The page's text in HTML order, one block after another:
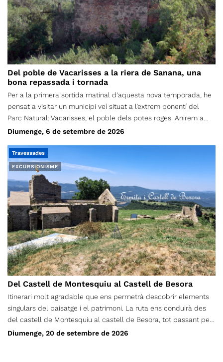
Del poble de Vacarisses a la riera de Sanana, una
bona repassada i tornada
Per a la primera sortida matinal d'aquesta nova temporada, he
pensat a visitar un municipi veí situat a l’extrem ponentí del
Parc Natural: Vacarisses, el poble dels potes roges. Anirem a
recórrer part de les dues ribes de la riera de Sanana i del
amb l’objectiu de visitar el màxim d’elements patrimonials
emboscats i curiositats geològiques possibles. Depenent del
temps de marxa, els visitarem tots o només els troncals.
Començarem i acabarem l'excursió al cementiri de Vacarisses,
situat sota el km 1.0 de la carretera de Vacarisses a la Bauma
(BV-1212). Com sempre, farem una ruta circular. Seran uns 13 km
de recorregut total, amb un desnivell acumulat de 780 metres, i
una durada aproximada de 6 hores (incloent-hi una aturada
llarga per esmorzar). Per tant, serà un traçat trencacames i
exigent físicament.
Diumenge, 6 de setembre de 2026
EXCURSIONISME
Travessades
Del Castell de Montesquiu al Castell de Besora
Itinerari molt agradable que ens permetrà descobrir elements
singulars del paisatge i el patrimoni. La ruta ens conduirà des
del castell de Montesquiu al castell de Besora, tot passant pel
pla del Revell i el collet de Mongia. De tornada passarem per
Diumenge, 20 de setembre de 2026